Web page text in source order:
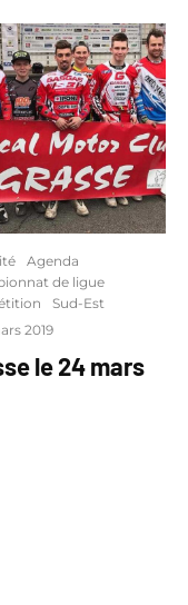
Agenda
de ligue
Sud-Est
2019
le 24 mars